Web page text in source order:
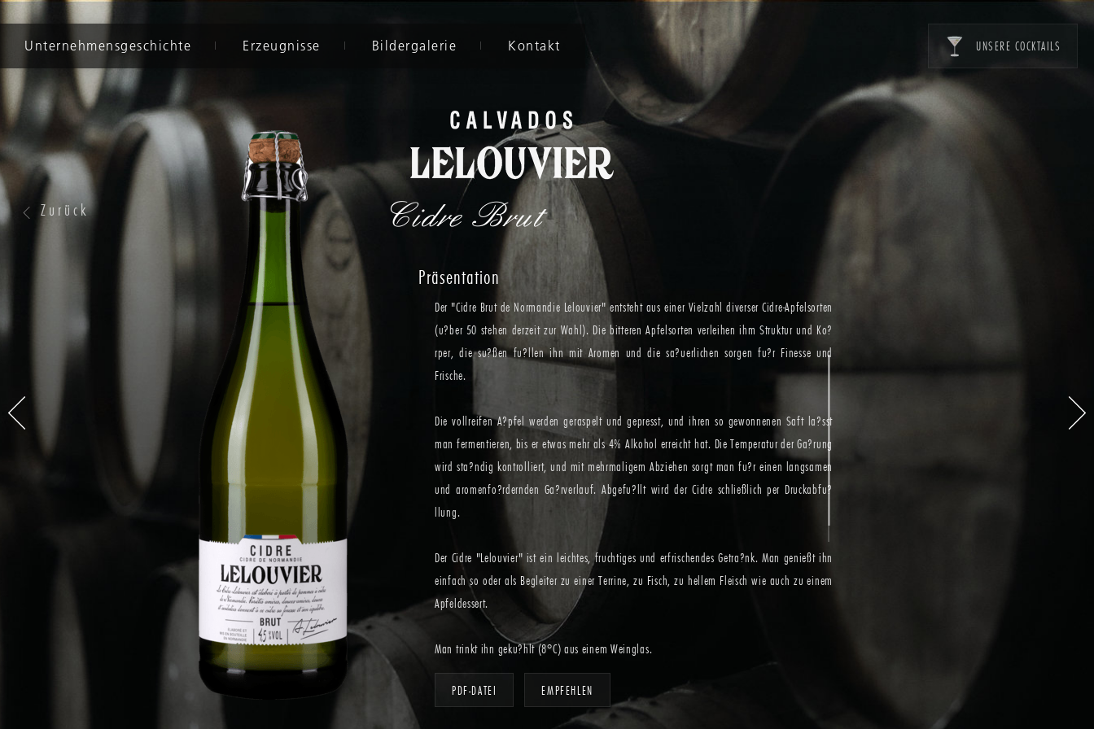
Unternehmensgeschichte Erzeugnisse Bildergalerie Kontakt UNSERE COCKTAILS
Zurück Cidre Brut
Präsentation
Der "Cidre Brut de Normandie Lelouvier" entsteht aus einer Vielzahl diverser Cidre-Apfelsorten
(u?ber 50 stehen derzeit zur Wahl). Die bitteren Apfelsorten verleihen ihm Struktur und Ko?
rper, die su?ßen fu?llen ihn mit Aromen und die sa?uerlichen sorgen fu?r Finesse und
Frische.
Die vollreifen A?pfel werden geraspelt und gepresst, und ihren so gewonnenen Saft la?sst
man fermentieren, bis er etwas mehr als 4% Alkohol erreicht hat. Die Temperatur der Ga?rung
wird sta?ndig kontrolliert, und mit mehrmaligem Abziehen sorgt man fu?r einen langsamen
und aromenfo?rdernden Ga?rverlauf. Abgefu?llt wird der Cidre schließlich per Druckabfu?
llung.
Der Cidre "Lelouvier" ist ein leichtes, fruchtiges und erfrischendes Getra?nk. Man genießt ihn
einfach so oder als Begleiter zu einer Terrine, zu Fisch, zu hellem Fleisch wie auch zu einem
Apfeldessert.
Man trinkt ihn geku?hlt (8°C) aus einem Weinglas.
PDF-DATEI EMPFEHLEN